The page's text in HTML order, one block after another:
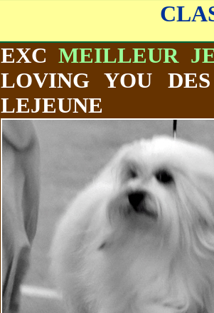
EXCMEILLEUR
LOVING YOU
LEJEUNE